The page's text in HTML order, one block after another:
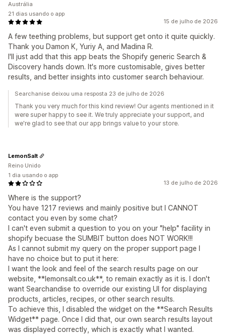
15 de julho de 2026
A few teething problems, but support get onto it quite quickly.
Thank you Damon K, Yuriy A, and Madina R.
I'll just add that this app beats the Shopify generic Search &
Discovery hands down. It's more customisable, gives better
results, and better insights into customer search behaviour.
Austrália
21 dias usando o app
Searchanise deixou uma resposta 23 de julho de 2026
Thank you very much for this kind review! Our agents mentioned in it
were super happy to see it. We truly appreciate your support, and
we're glad to see that our app brings value to your store.
13 de julho de 2026
Where is the support?
You have 1217 reviews and mainly positive but I CANNOT
contact you even by some chat?
I can't even submit a question to you on your "help" facility in
shopify becuase the SUMBIT button does NOT WORK!!!
As I cannot submit my query on the proper support page I
have no choice but to put it here:
I want the look and feel of the search results page on our
website, **lemonsalt.co.uk**, to remain exactly as it is. I don't
want Searchandise to override our existing UI for displaying
products, articles, recipes, or other search results.
To achieve this, I disabled the widget on the **Search Results
Widget** page. Once I did that, our own search results layout
was displayed correctly, which is exactly what I wanted.
LemonSalt
Reino Unido
1 dia usando o app